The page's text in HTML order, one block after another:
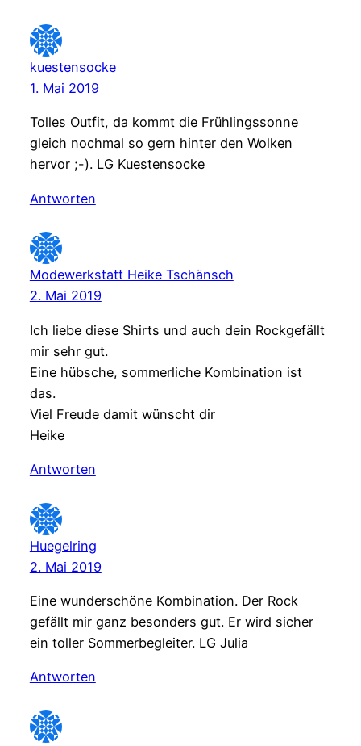
kuestensocke
1. Mai 2019
Tolles Outfit, da kommt die Frühlingssonne
gleich nochmal so gern hinter den Wolken
hervor ;-). LG Kuestensocke
Antworten
Modewerkstatt Heike Tschänsch
2. Mai 2019
Ich liebe diese Shirts und auch dein Rockgefällt
mir sehr gut.
Eine hübsche, sommerliche Kombination ist
das.
Viel Freude damit wünscht dir
Heike
Antworten
Huegelring
2. Mai 2019
Eine wunderschöne Kombination. Der Rock
gefällt mir ganz besonders gut. Er wird sicher
ein toller Sommerbegleiter. LG Julia
Antworten